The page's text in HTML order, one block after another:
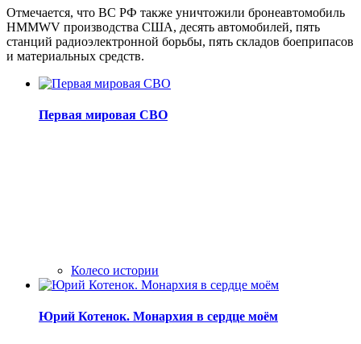
Отмечается, что ВС РФ также уничтожили бронеавтомобиль
HMMWV производства США, десять автомобилей, пять
станций радиоэлектронной борьбы, пять складов боеприпасов
и материальных средств.
Первая мировая СВО
Колесо истории
Юрий Котенок. Монархия в сердце моём